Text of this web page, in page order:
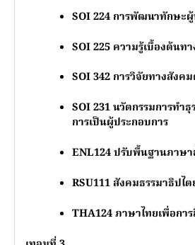
SOI 224 การพัฒนาทักษะผู้
SOI 225 ความรู้เบื้องต้นทา
SOI 342 การวิจัยทางสังค
SOI 231นวัตกรรมการทำ
การเป็นผู้ประกอบการ
ENL124ปรับพื้นฐานภาษ
RSU111สังคมธรรมาธิปไต
THA124ภาษาไทยเพื่อกา